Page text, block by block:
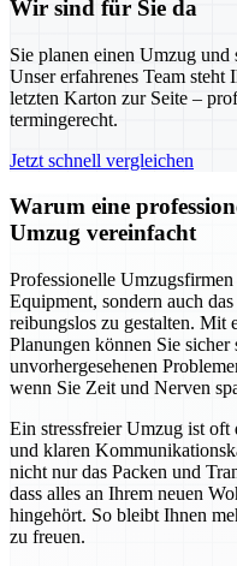
Wir sind für Sie da
Sie planen einen Umzug und
Unser erfahrenes Team
letzten Karton zur Seite –
termingerecht.
Jetzt schnell vergleichen
Warum eine
Umzug vereinfacht
Professionelle
Equipment, sondern auch
reibungslos zu gestalten. Mit
Planungen können Sie
unvorhergesehenen
wenn Sie Zeit und Nerven
Ein stressfreier Umzug ist
und klaren
nicht nur das Packen und
dass alles an Ihrem neuen
hingehört. So bleibt Ihnen
zu freuen.